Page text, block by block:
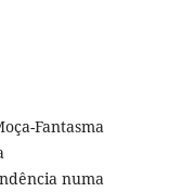
Fantasma
numa